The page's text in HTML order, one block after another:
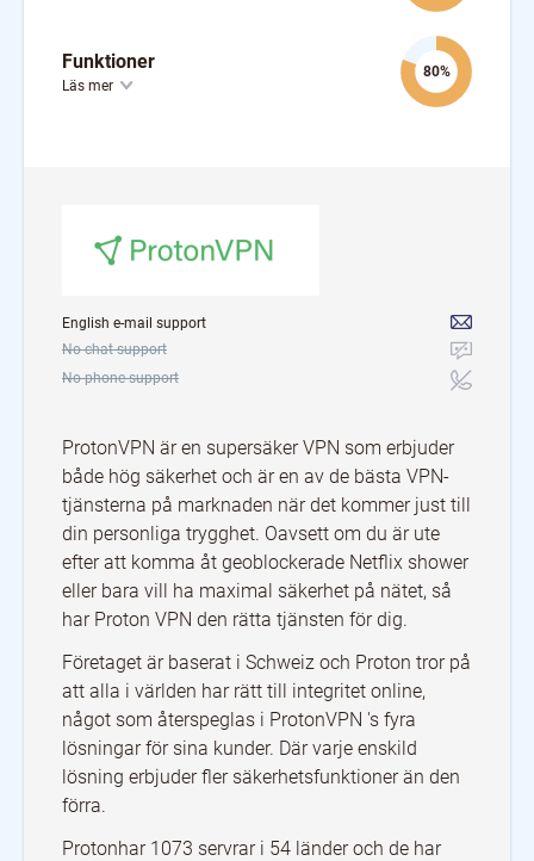
Funktioner
Läs mer
80%
English e-mail support
No chat support
No phone support
ProtonVPN är en supersäker VPN som erbjuder
både hög säkerhet och är en av de bästa VPN-
tjänsterna på marknaden när det kommer just till
din personliga trygghet. Oavsett om du är ute
efter att komma åt geoblockerade Netflix shower
eller bara vill ha maximal säkerhet på nätet, så
har Proton VPN den rätta tjänsten för dig.
Företaget är baserat i Schweiz och Proton tror på
att alla i världen har rätt till integritet online,
något som återspeglas i ProtonVPN 's fyra
lösningar för sina kunder. Där varje enskild
lösning erbjuder fler säkerhetsfunktioner än den
förra.
Protonhar 1073 servrar i 54 länder och de har